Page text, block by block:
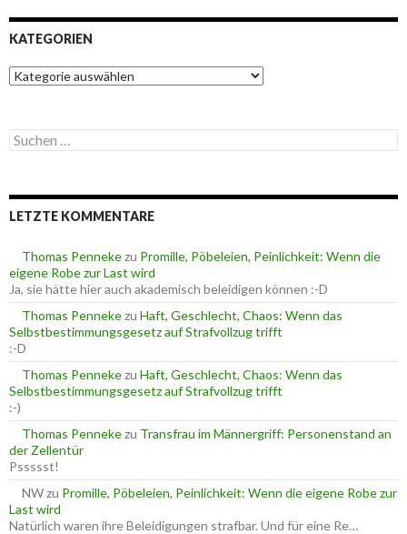
KATEGORIEN
K
a
g
o
n
S
u
e
n
c
h
:
LETZTE KOMMENTARE
Thomas Pennekezu Promille, Pöbeleien, Peinlichkeit: Wenn die
eigene Robe zur Last wird
Ja, sie hätte hier auch akademisch beleidigen können :-D
Thomas Pennekezu Haft, Geschlecht, Chaos: Wenn das
Selbstbestimmungsgesetz auf Strafvollzug trifft
:-D
Thomas Pennekezu Haft, Geschlecht, Chaos: Wenn das
Selbstbestimmungsgesetz auf Strafvollzug trifft
:-)
Thomas Pennekezu Transfrau im Männergriff: Personenstand an
der Zellentür
Pssssst!
NWzu Promille, Pöbeleien, Peinlichkeit: Wenn die eigene Robe zur
Last wird
Natürlich waren ihre Beleidigungen strafbar. Und für eine Re…